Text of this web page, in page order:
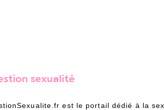
sexualité
est le portail dédié à la